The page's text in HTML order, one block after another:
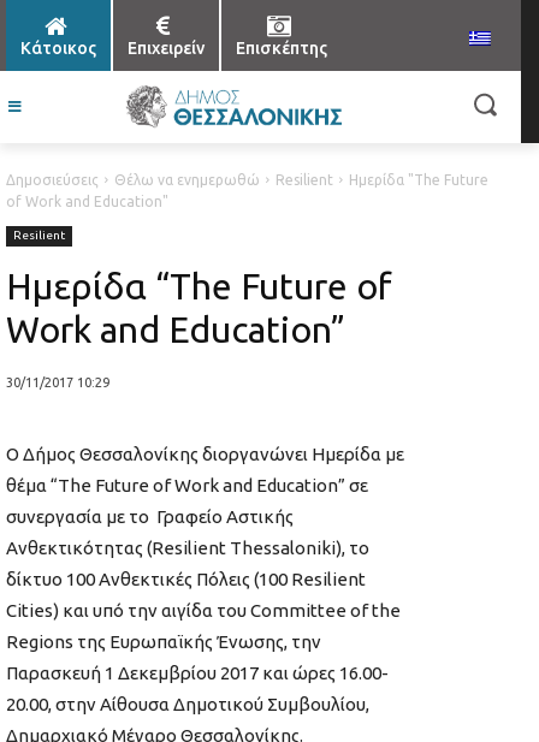
Κάτοικος Επιχειρείν Επισκέπτης
Δημοσιεύσεις Θέλω να ενημερωθώ Resilient
Ημερίδα "The Future
of Work and Education"
Resilient
Ημερίδα “The Future of
Work and Education”
30/11/2017 10:29
Ο Δήμος Θεσσαλονίκης διοργανώνει Ημερίδα με
θέμα “The Future of Work and Education” σε
συνεργασία με το Γραφείο Αστικής
Ανθεκτικότητας (Resilient Thessaloniki), το
δίκτυο 100 Ανθεκτικές Πόλεις (100 Resilient
Cities) και υπό την αιγίδα του Committee of the
Regions της Ευρωπαϊκής Ένωσης, την
Παρασκευή 1 Δεκεμβρίου 2017 και ώρες 16.00-
20.00, στην Αίθουσα Δημοτικού Συμβουλίου,
Δημαρχιακό Μέγαρο Θεσσαλονίκης.